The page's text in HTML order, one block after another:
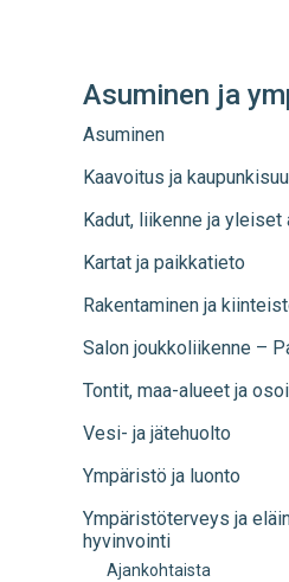
Asuminen ja
Asuminen
Kaavoitus ja
Kadut, liikenne ja yleiset
Kartat ja paikkatieto
Rakentaminen ja
Salon joukkoliikenne –
Tontit, maa-alueet ja
Vesi- ja jätehuolto
Ympäristö ja luonto
Ympäristöterveys ja
hyvinvointi
Ajankohtaista